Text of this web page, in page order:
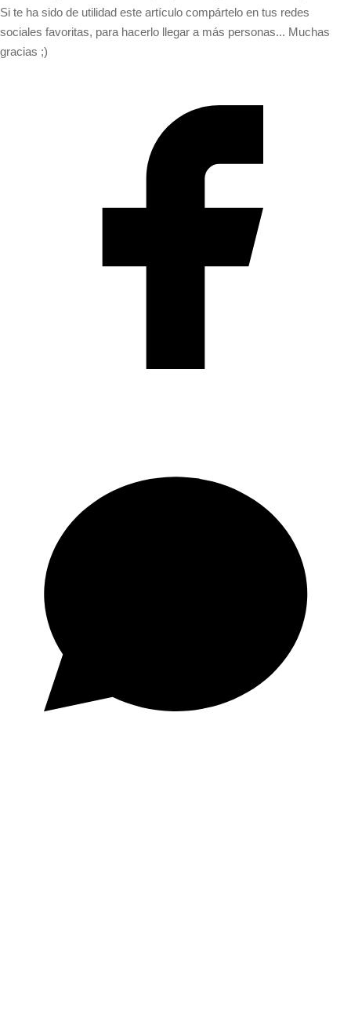
Si te ha sido de utilidad este artículo compártelo en tus redes
sociales favoritas, para hacerlo llegar a más personas... Muchas
gracias ;)